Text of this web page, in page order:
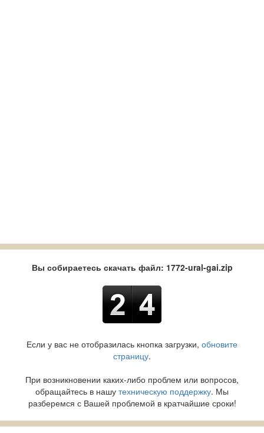
Вы собираетесь скачать файл: 1772-ural-gai.zip
Если у вас не отобразилась кнопка загрузки, обновите
страницу.
При возникновении каких-либо проблем или вопросов,
обращайтесь в нашу техническую поддержку. Мы
разберемся с Вашей проблемой в кратчайшие сроки!